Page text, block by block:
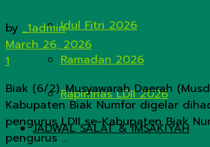
Idul Fitri 2026
Ramadan 2026
Rapimnas LDII 2026
JADWAL SALAT & IMSAKIYAH
by _1admin
March 26, 2026
1
Biak (6/2). Musyawarah Daerah
Kabupaten Biak Numfor digelar
pengurus LDII se-Kabupaten Biak
pengurus ...